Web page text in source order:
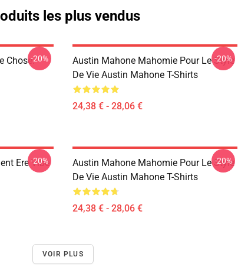
les plus vendus
Chose.-20%
Austin Mahone Mahomie Pour Le Style
De Vie Austin Mahone T-Shirts
24,38 € - 28,06 €
-20%
Ere Vibe
-20%
Austin Mahone Mahomie Pour Le Style
De Vie Austin Mahone T-Shirts
24,38 € - 28,06 €
-20%
VOIR PLUS